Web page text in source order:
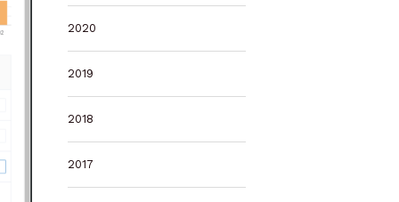
2020
2019
2018
2017